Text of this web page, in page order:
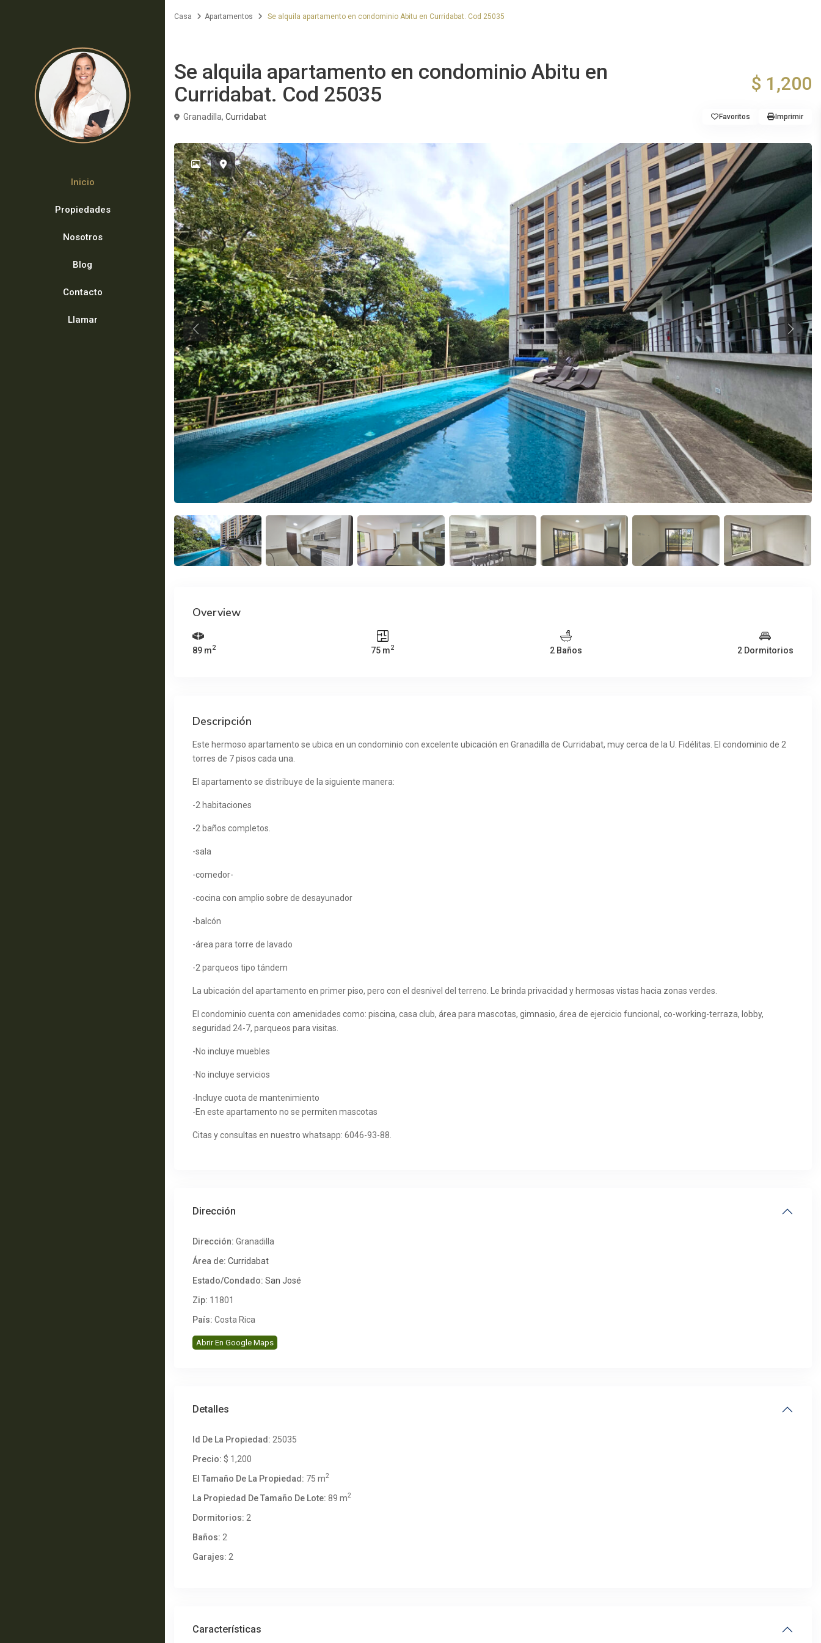
Inicio
Propiedades
Nosotros
Blog
Contacto
Llamar
Casa Apartamentos Se alquila apartamento en condominio Abitu en Curridabat. Cod 25035
Se alquila apartamento en condominio Abitu en
Curridabat. Cod 25035
$ 1,200
Granadilla, Curridabat Favoritos Imprimir
Previous
Overview
89 m2 75 m2 2 Baños 2 Dormitorios
Descripción
Este hermoso apartamento se ubica en un condominio con excelente ubicación en Granadilla de Curridabat, muy cerca de la U. Fidélitas. El condominio de 2
torres de 7 pisos cada una.
El apartamento se distribuye de la siguiente manera:
-2 habitaciones
-2 baños completos.
-sala
-comedor-
-cocina con amplio sobre de desayunador
-balcón
-área para torre de lavado
-2 parqueos tipo tándem
La ubicación del apartamento en primer piso, pero con el desnivel del terreno. Le brinda privacidad y hermosas vistas hacia zonas verdes.
El condominio cuenta con amenidades como: piscina, casa club, área para mascotas, gimnasio, área de ejercicio funcional, co-working-terraza, lobby,
seguridad 24-7, parqueos para visitas.
-No incluye muebles
-No incluye servicios
-Incluye cuota de mantenimiento
-En este apartamento no se permiten mascotas
Citas y consultas en nuestro whatsapp: 6046-93-88.
Dirección
Dirección: Granadilla
Área de: Curridabat
Estado/Condado: San José
Zip: 11801
País: Costa Rica
Abrir En Google Maps
Detalles
Id De La Propiedad: 25035
Precio: $ 1,200
El Tamaño De La Propiedad: 75 m2
La Propiedad De Tamaño De Lote: 89 m2
Dormitorios: 2
Baños: 2
Garajes: 2
Características